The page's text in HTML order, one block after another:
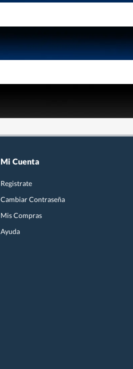
Mi Cuenta
Registrate
Cambiar Contraseña
Mis Compras
Ayuda